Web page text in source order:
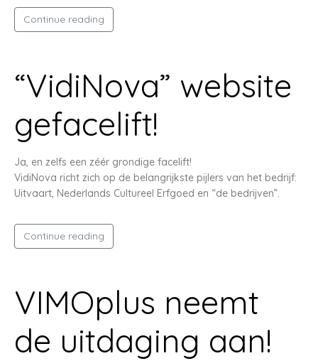
Continue reading
“VidiNova” website
gefacelift!
Ja, en zelfs een zéér grondige facelift!
VidiNova richt zich op de belangrijkste pijlers van het bedrijf:
Uitvaart, Nederlands Cultureel Erfgoed en “de bedrijven”.
Continue reading
VIMOplus neemt
de uitdaging aan!